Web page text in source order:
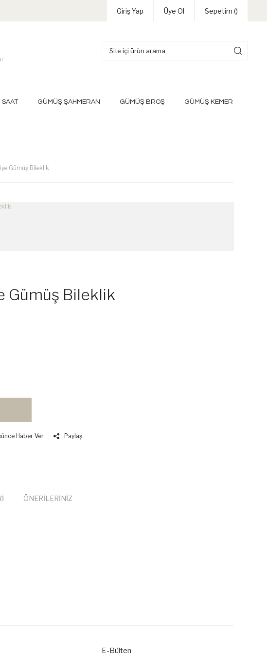
Giriş Yap Üye Ol Sepetim ()
SAAT GÜMÜŞ ŞAHMERAN GÜMÜŞ BROŞ GÜMÜŞ KEMER
Gümüş Bileklik
Gümüş Bileklik
Haber Ver Paylaş
ÖNERİLERİNİZ
E-Bülten